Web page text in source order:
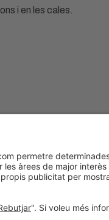
i en les cales.